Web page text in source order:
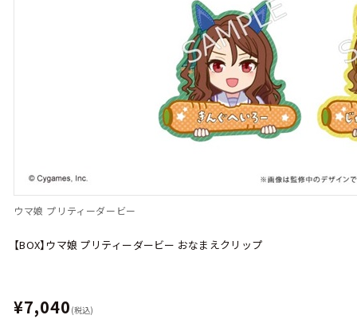
ウマ娘 プリティーダービー
【BOX】ウマ娘 プリティーダービー おなまえクリップ
¥7,040 (税込)